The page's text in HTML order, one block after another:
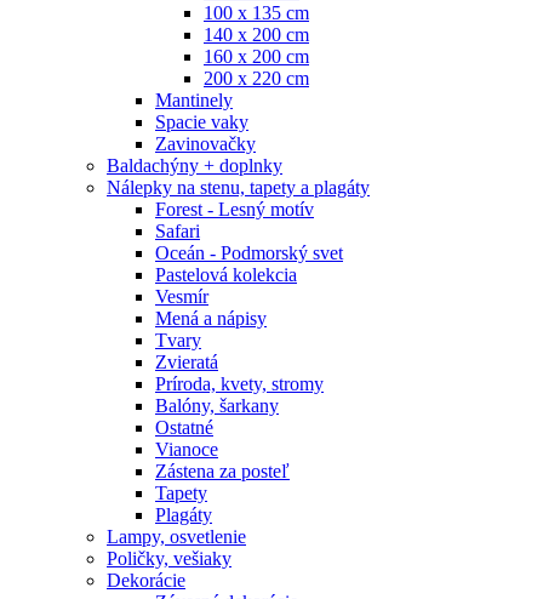
100 x 135 cm
140 x 200 cm
160 x 200 cm
200 x 220 cm
Mantinely
Spacie vaky
Zavinovačky
Baldachýny + doplnky
Nálepky na stenu, tapety a plagáty
Forest - Lesný motív
Safari
Oceán - Podmorský svet
Pastelová kolekcia
Vesmír
Mená a nápisy
Tvary
Zvieratá
Príroda, kvety, stromy
Balóny, šarkany
Ostatné
Vianoce
Zástena za posteľ
Tapety
Plagáty
Lampy, osvetlenie
Poličky, vešiaky
Dekorácie